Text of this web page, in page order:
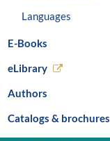
Languages
E-Books
eLibrary
Authors
Catalogs & brochures